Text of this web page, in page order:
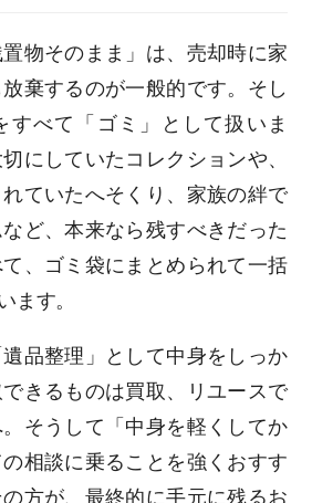
物そのまま」は、売却時に家
棄するのが一般的です。そし
すべて「ゴミ」として扱いま
にしていたコレクションや、
ていたへそくり、家族の絆で
ど、本来なら残すべきだった
、ゴミ袋にまとめられて一括
ます。
品整理」として中身をしっか
きるものは買取、リユースで
そうして「中身を軽くしてか
相談に乗ることを強くおすす
方が、最終的に手元に残るお